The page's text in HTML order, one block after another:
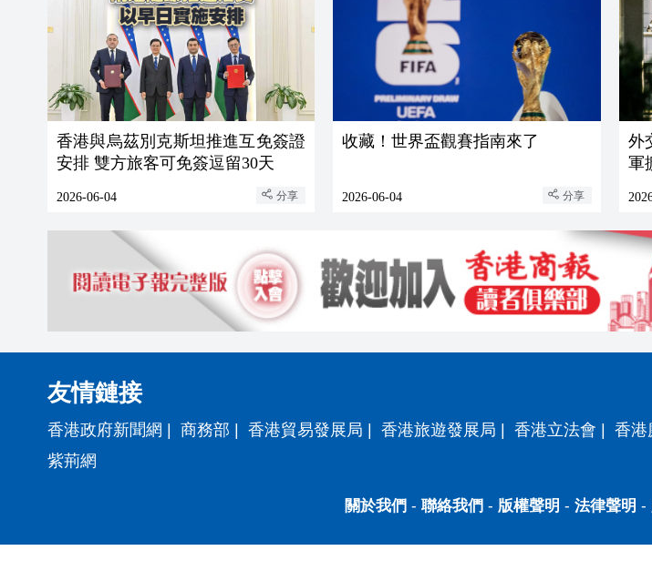
香港與烏茲別克斯坦推進互免簽證
安排 雙方旅客可免簽逗留30天
2026-06-04 分享
收藏！世界盃觀賽指南來了
2026-06-04 分享
外
軍
友情鏈接
香港政府新聞網 | 商務部 | 香港貿易發展局 | 香港旅遊發展局 | 香港立法會 | 香港
紫荊網
關於我們 - 聯絡我們 - 版權聲明 - 法律聲明 -